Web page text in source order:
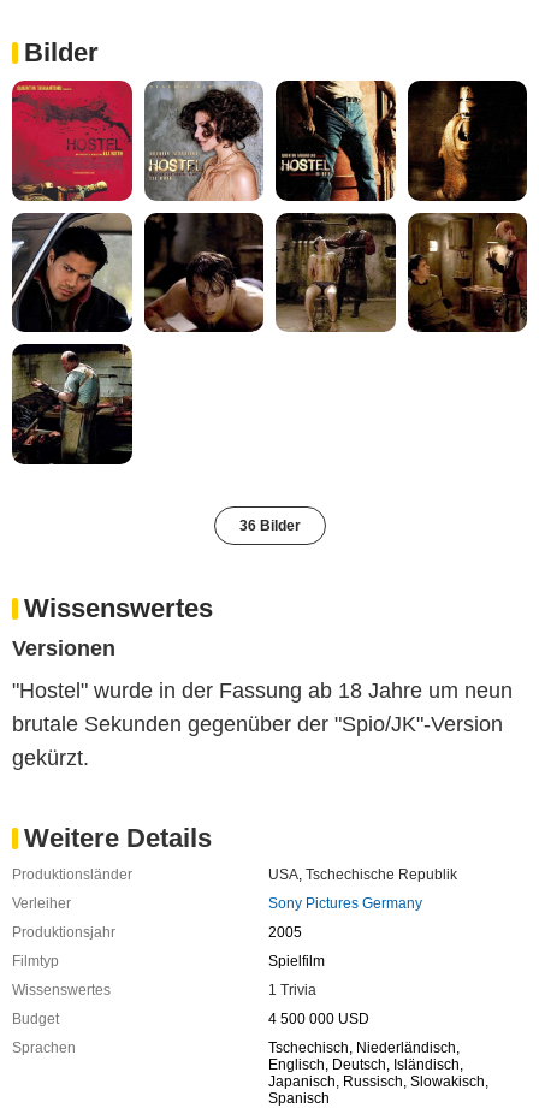
Bilder
36 Bilder
Wissenswertes
Versionen
"Hostel" wurde in der Fassung ab 18 Jahre um neun
brutale Sekunden gegenüber der "Spio/JK"-Version
gekürzt.
Weitere Details
Produktionsländer USA, Tschechische Republik
Verleiher
Sony Pictures Germany
Produktionsjahr
2005
Filmtyp
Spielfilm
Wissenswertes
1 Trivia
Budget
4 500 000 USD
Sprachen
Tschechisch, Niederländisch,
Englisch, Deutsch, Isländisch,
Japanisch, Russisch, Slowakisch,
Spanisch